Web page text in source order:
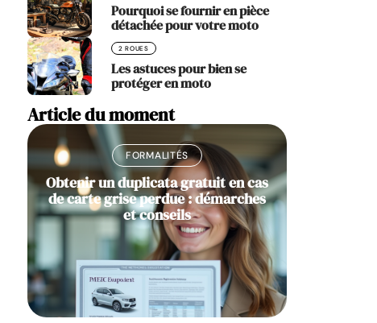
Pourquoi se fournir en pièce
détachée pour votre moto
2 ROUES
Les astuces pour bien se
protéger en moto
Article du moment
FORMALITÉS
Obtenir un duplicata gratuit en cas
de carte grise perdue : démarches
et conseils